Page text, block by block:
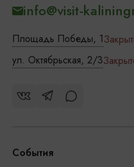
Площадь Победы, 1
ул. Октябрьская, 2/3
info@visit-
События